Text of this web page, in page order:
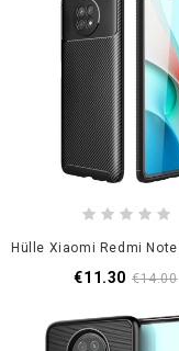
€11.30 €14.00